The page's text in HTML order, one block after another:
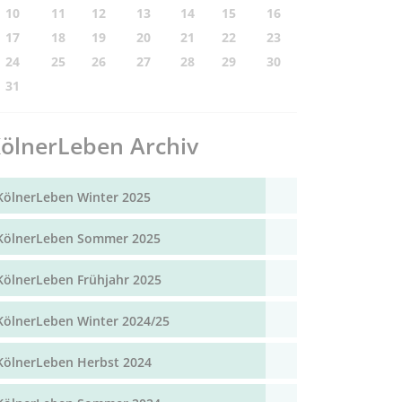
10 11 12 13 14 15
16
17
18 19 20 21 22
23
24
25 26 27 28 29
30
31
Archiv
Winter 2025
Sommer 2025
Frühjahr 2025
Winter 2024/25
Herbst 2024